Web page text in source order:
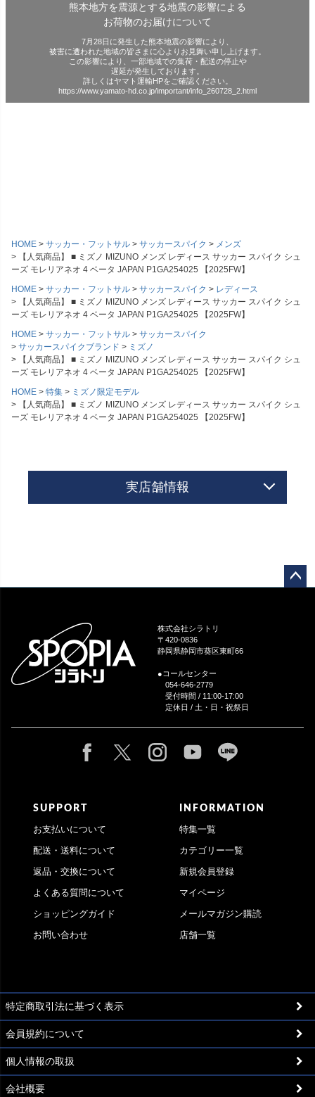
熊本地方を震源とする地震の影響による
お荷物のお届けについて
7月28日に発生した熊本地震の影響により、
被害に遭われた地域の皆さまに心よりお見舞い申し上げます。
この影響により、一部地域での集荷・配送の停止や
遅延が発生しております。
詳しくはヤマト運輸HPをご確認ください。
https://www.yamato-hd.co.jp/important/info_260728_2.html
HOME サッカー・フットサル サッカースパイク
メンズ
【人気商品】 ■ ミズノ MIZUNO メンズ レディース サッカー スパイク シュ
ーズ モレリアネオ 4 ベータ JAPAN P1GA254025 【2025FW】
HOME
サッカー・フットサル サッカースパイク
レディース
【人気商品】 ■ ミズノ MIZUNO メンズ レディース サッカー スパイク シュ
ーズ モレリアネオ 4 ベータ JAPAN P1GA254025 【2025FW】
HOME
サッカー・フットサル
サッカースパイク
サッカースパイクブランド
ミズノ
【人気商品】 ■ ミズノ MIZUNO メンズ レディース サッカー スパイク シュ
ーズ モレリアネオ 4 ベータ JAPAN P1GA254025 【2025FW】
HOME
特集
ミズノ限定モデル
【人気商品】 ■ ミズノ MIZUNO メンズ レディース サッカー スパイク シュ
ーズ モレリアネオ 4 ベータ JAPAN P1GA254025 【2025FW】
実店舗情報
株式会社シラトリ
〒420-0836
静岡県静岡市葵区東町66
●コールセンター
054-646-2779
受付時間 / 11:00-17:00
定休日 / 土・日・祝祭日
SUPPORT
お支払いについて
配送・送料について
返品・交換について
よくある質問について
ショッピングガイド
お問い合わせ
INFORMATION
特集一覧
カテゴリー一覧
新規会員登録
マイページ
メールマガジン購読
店舗一覧
特定商取引法に基づく表示
会員規約について
個人情報の取扱
会社概要